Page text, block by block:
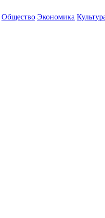
Общество Экономика